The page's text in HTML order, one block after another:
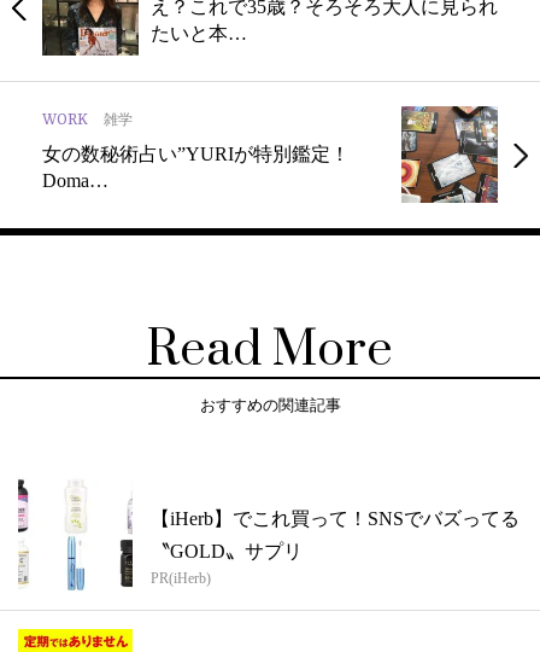
え？これで35歳？そろそろ大人に見られ
たいと本…
WORK 雑学
女の数秘術占い”YURIが特別鑑定！
Doma…
Read More
おすすめの関連記事
【iHerb】でこれ買って！SNSでバズってる
〝GOLD〟サプリ
PR(iHerb)